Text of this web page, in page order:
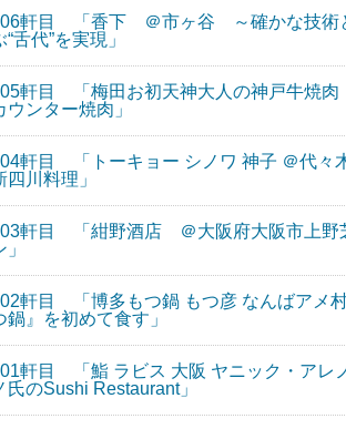
軒目 「香下 ＠市ヶ谷 ～確かな技術
“舌代”を実現」
軒目 「梅田お初天神大人の神戸牛焼
ウンター焼肉」
軒目 「トーキョー シノワ 神子 ＠代
四川料理」
軒目 「紺野酒店 ＠大阪府大阪市上野
」
軒目 「博多もつ鍋 もつ彦 なんばア
鍋』を初めて食す」
軒目 「鮨 ラビス 大阪 ヤニック・ア
氏のSushi Restaurant」